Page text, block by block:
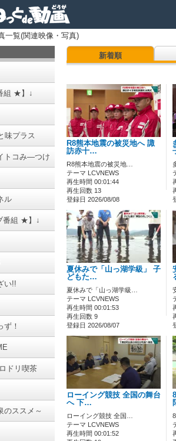
一覧(関連映像・写真)
組 ★】↓
味プラス
トコみ―つけ
ル
番組 ★】↓
い!!
ず！
ドリ喫茶
のススメ～
新着順
R8熊本地震の被災地へ 諏
訪赤十…
R8熊本地震の被災地…
テーマ LCVNEWS
再生時間 00:01:44
再生回数 13
登録日 2026/08/08
夏休みで「山っ湖学級」 子
どもた…
夏休みで「山っ湖学級…
テーマ LCVNEWS
再生時間 00:01:53
再生回数 9
登録日 2026/08/07
ローイング競技 全国の舞台
へ 下…
ローイング競技 全国…
テーマ LCVNEWS
再生時間 00:01:52